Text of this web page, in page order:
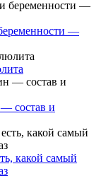
—
состав и
какой самый